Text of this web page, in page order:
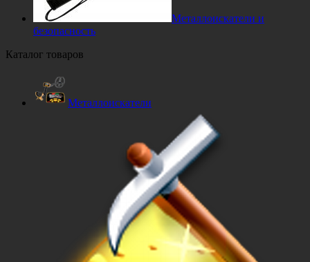
Металлоискатели и
безопасность
Каталог товаров
Металлоискатели